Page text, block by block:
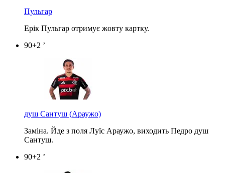
Пульгар
Ерік Пульгар отримує жовту картку.
90+2 ’
душ Сантуш (Араужо)
Заміна. Йде з поля Луїс Араужо, виходить Педро душ
Сантуш.
90+2 ’